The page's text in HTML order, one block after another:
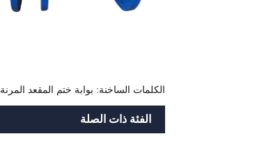
الكلمات الساخنة: بوابة ختم المقعد المرنة
الفئة ذات الصلة